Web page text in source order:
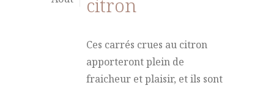
citron
Ces carrés crues au citron
apporteront plein de
fraicheur et plaisir, et ils sont